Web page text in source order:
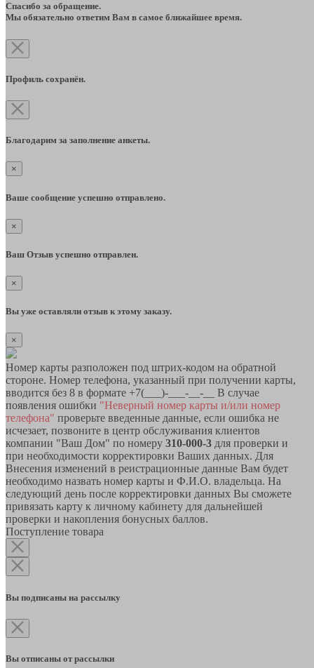
Спасибо за обращение.
Мы обязательно ответим Вам в самое ближайшее время.
Профиль сохранён.
Благодарим за заполнение анкеты.
×
Ваше сообщение успешно отправлено.
×
Ваш Отзыв успешно отправлен.
×
Вы уже оставляли отзыв к этому заказу.
×
Номер карты разположен под штрих-кодом на обратной
стороне. Номер телефона, указанный при получении карты,
вводится без 8 в формате +7(___)-___-__-__ В случае
появления ошибки "Неверный номер карты и/или номер
телефона" проверьте введенные данные, если ошибка не
исчезает, позвоните в центр обслуживания клиентов
компании "Ваш Дом" по номеру 310-000-3 для проверки и
при необходимости корректировки Ваших данных. Для
Внесения изменений в реистрационные данные Вам будет
необходимо назвать номер карты и Ф.И.О. владельца. На
следующий день после корректировки данных Вы сможете
привязать карту к личному кабинету для дальнейшей
проверки и накопления бонусных баллов.
Поступление товара
Вы подписаны на рассылку
Вы отписаны от рассылки